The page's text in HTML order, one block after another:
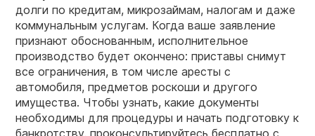
долги по кредитам, микрозаймам, налогам и даже
коммунальным услугам. Когда ваше заявление
признают обоснованным, исполнительное
производство будет окончено: приставы снимут
все ограничения, в том числе аресты с
автомобиля, предметов роскоши и другого
имущества. Чтобы узнать, какие документы
необходимы для процедуры и начать подготовку к